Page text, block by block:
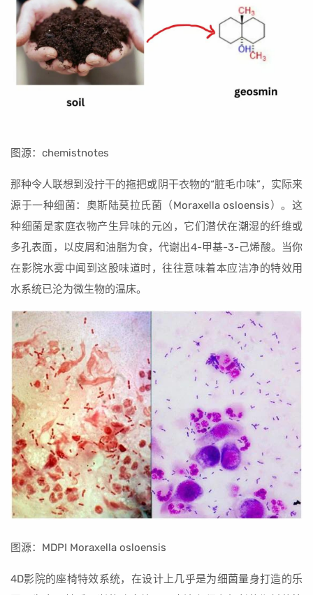
图源：chemistnotes
那种令人联想到没拧干的拖把或阴干衣物的“脏毛巾味”，实际来
源于一种细菌：奥斯陆莫拉氏菌（Moraxella osloensis）。这
种细菌是家庭衣物产生异味的元凶，它们潜伏在潮湿的纤维或
多孔表面，以皮屑和油脂为食，代谢出4-甲基-3-己烯酸。当你
在影院水雾中闻到这股味道时，往往意味着本应洁净的特效用
水系统已沦为微生物的温床。
图源：MDPI Moraxella osloensis
4D影院的座椅特效系统，在设计上几乎是为细菌量身打造的乐